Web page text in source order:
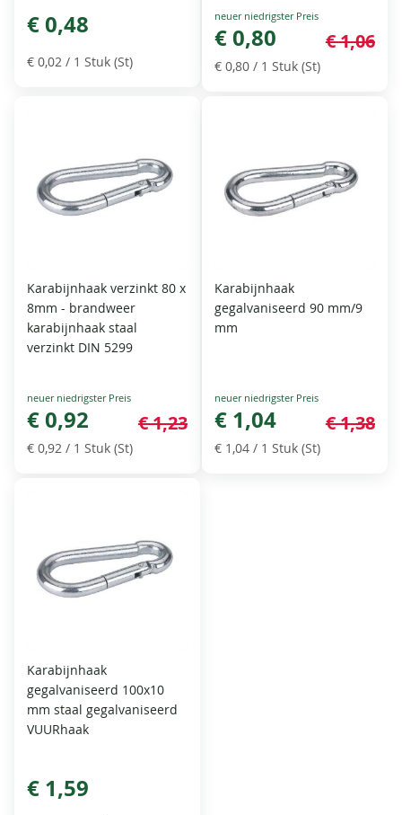
€ 0,48
€ 0,02 / 1 Stuk (St)
Special
Price
€ 0,80 € 1,06
€ 0,80 / 1 Stuk (St)
Karabijnhaak verzinkt 80 x
8mm - brandweer
karabijnhaak staal
verzinkt DIN 5299
Special
Price
€ 0,92 € 1,23
€ 0,92 / 1 Stuk (St)
Karabijnhaak
gegalvaniseerd 90 mm/9
mm
Special
Price
€ 1,04 € 1,38
€ 1,04 / 1 Stuk (St)
Karabijnhaak
gegalvaniseerd 100x10
mm staal gegalvaniseerd
VUURhaak
€ 1,59